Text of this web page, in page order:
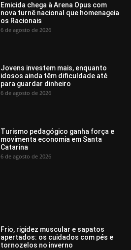
Emicida chega à Arena Opus com
nova turnê nacional que homenageia
os Racionais
6 de agosto de 2026
Jovens investem mais, enquanto
idosos ainda têm dificuldade até
para guardar dinheiro
6 de agosto de 2026
Turismo pedagógico ganha força e
movimenta economia em Santa
Catarina
6 de agosto de 2026
Frio, rigidez muscular e sapatos
apertados: os cuidados com pés e
tornozelos no inverno